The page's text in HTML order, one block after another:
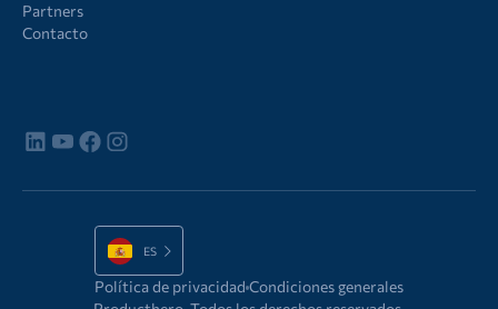
Partners
Contacto
ES
Política de privacidad Condiciones generales